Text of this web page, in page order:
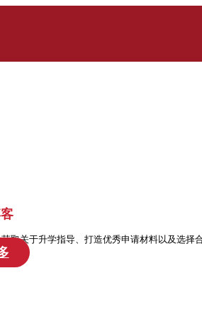
取关于升学指导、打造优秀申请材料以及选择